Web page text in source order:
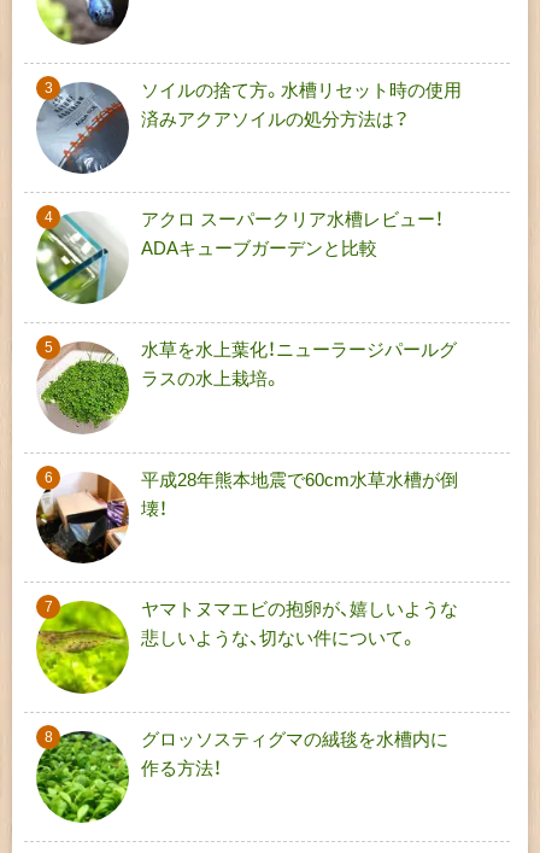
ソイルの捨て方。水槽リセット時の使用
済みアクアソイルの処分方法は？
アクロ スーパークリア水槽レビュー！
ADAキューブガーデンと比較
水草を水上葉化！ニューラージパールグ
ラスの水上栽培。
平成28年熊本地震で60cm水草水槽が倒
壊！
ヤマトヌマエビの抱卵が、嬉しいような
悲しいような、切ない件について。
グロッソスティグマの絨毯を水槽内に
作る方法！